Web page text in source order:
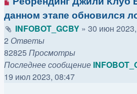
данном этапе обновился
INFOBOT_GCBY » 30 июн
2 Ответы
82825 Просмотры
Последнее сообщение
19 июл 2023, 08:47